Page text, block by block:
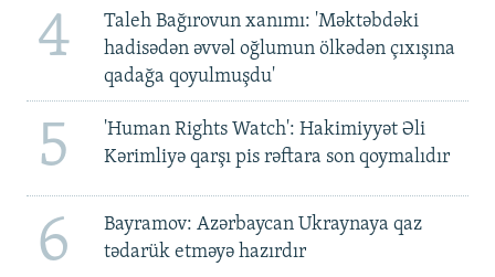
4
Taleh Bağırovun xanımı: 'Məktəbdəki
hadisədən əvvəl oğlumun ölkədən çıxışına
qadağa qoyulmuşdu'
5
'Human Rights Watch': Hakimiyyət Əli
Kərimliyə qarşı pis rəftara son qoymalıdır
6
Bayramov: Azərbaycan Ukraynaya qaz
tədarük etməyə hazırdır